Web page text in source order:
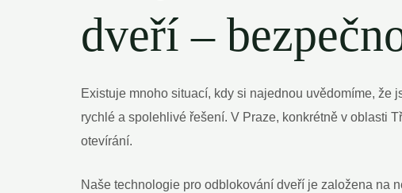
dveří –
Existuje mnoho situací, kdy si najednou uvědomíme, že
rychlé a spolehlivé řešení. V Praze, konkrétně v oblasti
otevírání.
Naše technologie pro odblokování dveří je založena na